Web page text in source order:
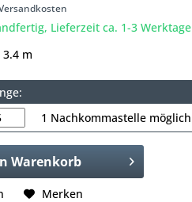
Lieferzeit ca. 1-3 Werktage
m
1 Nachkommastelle möglich
Warenkorb
Merken